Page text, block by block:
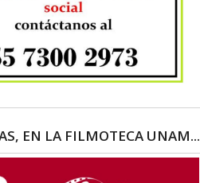
EN LA FILMOTECA UNAM...